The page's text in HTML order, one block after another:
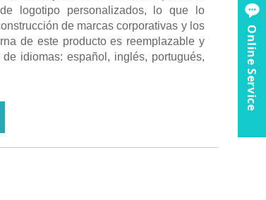
logotipo personalizados, lo que lo
de marcas corporativas y los
de este producto es reemplazable y
idiomas: español, inglés, portugués,
Online Service